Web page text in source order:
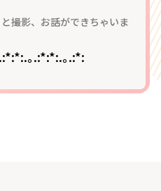
撮影、お話ができちゃいま
｡.:*:*:.｡.:*: